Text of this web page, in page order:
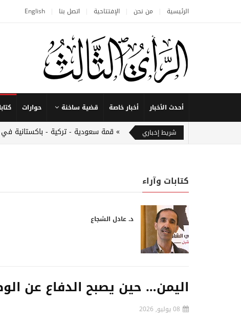
الرئيسية من نحن الإفتتاحية اتصل بنا English
أحدث الأخبار أخبار خاصة قضية ساخنة حوارات
شريط إخباري قمة سعودية - تركية - باكستانية
كتابات وآراء
د. عادل الشجاع
اليمن… حين يصبح الدفاع عن
08 يوليو, 2026